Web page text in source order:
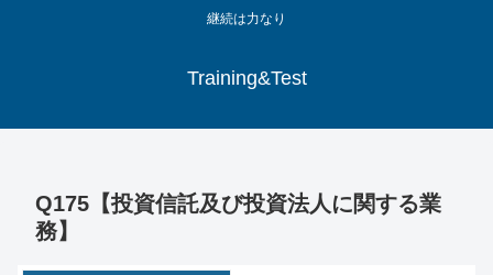
継続は力なり
Training&Test
Q175【投資信託及び投資法人に関する業
務】